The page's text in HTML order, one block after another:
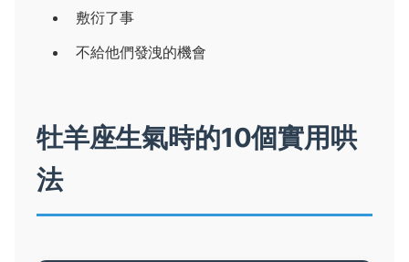
敷衍了事
不給他們發洩的機會
牡羊座生氣時的10個實用哄
法